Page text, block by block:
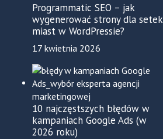
Programmatic SEO – jak
wygenerować strony dla setek
miast w WordPressie?
17 kwietnia 2026
10 najczęstszych błędów w
kampaniach Google Ads (w
2026 roku)